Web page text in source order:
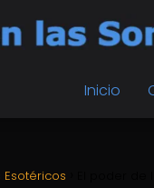
Inicio
Esotéricos